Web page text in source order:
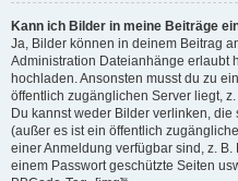
Kann ich Bilder in meine Beiträge
Ja, Bilder können in deinem Beitrag
Administration Dateianhänge erlaubt
hochladen. Ansonsten musst du zu
öffentlich zugänglichen Server liegt,
Du kannst weder Bilder verlinken,
(außer es ist ein öffentlich
einer Anmeldung verfügbar sind, z.
einem Passwort geschützte Seiten